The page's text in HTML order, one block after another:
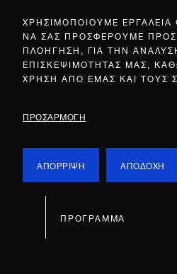
ΧΡΗΣΙΜΟΠΟΙΟΥΜΕ ΕΡΓΑΛΕΙΑ
ΝΑ ΣΑΣ ΠΡΟΣΦΕΡΟΥΜΕ
ΠΛΟΗΓΗΣΗ, ΓΙΑ ΤΗΝ
ΕΠΙΣΚΕΨΙΜΟΤΗΤΑΣ ΜΑΣ,
ΧΡΗΣΗ ΑΠΟ ΕΜΑΣ ΚΑΙ ΤΟΥΣ
ΠΡΟΣΑΡΜΟΓΗ
ΑΠΟΡΡΙΨΗ ΑΠΟΔΟΧΗ
ΠΡΟΓΡΑΜΜΑ